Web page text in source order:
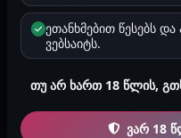
რეგიონი
სამეგრელო-ზემო
2025-10-19 16:45
ეთანხმებით წესებს
ვებსაიტს.
თუ არ ხართ 18 წლის,
ვარ 18